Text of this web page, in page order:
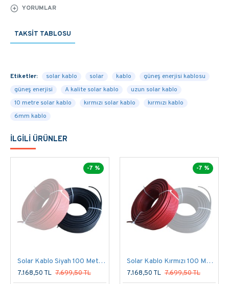
Kablolarımız A kalite 1.sınıf Ürünlerdir. Sisteminizi
DIREK OLARAKSEPETE EKLEYEBILIR
VESATIN ALABILIRSINIZ. ÜRÜNLERIMIZ
AYNI GÜN YADA EN KISA ZAMANDA KARGO
ILE SIZLERE ULAŞTIRILACAKTIR.
GUNESDUKKAN.COM SAYESINDE
KENDI ELEKTRIĞINI BEDAVA ÜRET!
YORUMLAR
TAKSIT TABLOSU
Etiketler: solar kablo solar kablo
güneş enerjisi kablosu
güneş enerjisi
A kalite solar kablo
uzun solar kablo
10 metre solar kablo
kırmızı solar kablo
kırmızı kablo
6mm kablo
İLGILI ÜRÜNLER
-7 %
Solar Kablo Siyah 100 Metre 6mm
7.168,50 TL 7.699,50 TL
-7 %
Solar Kablo Kırmızı 100 Metre 6mm
7.168,50 TL 7.699,50 TL